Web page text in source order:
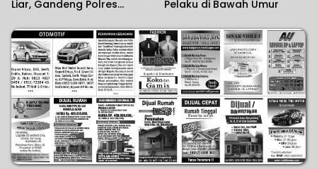
Liar, Gandeng Polres
Pencegahan
Pelaku di Bawah Umur